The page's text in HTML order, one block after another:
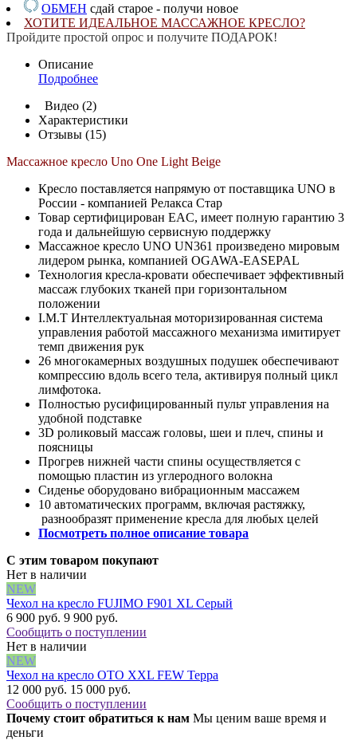
ОБМЕН сдай старое - получи новое
ХОТИТЕ ИДЕАЛЬНОЕ МАССАЖНОЕ КРЕСЛО?
Пройдите простой опрос и получите ПОДАРОК!
Описание
Подробнее
Видео (2)
Характеристики
Отзывы (15)
Массажное кресло Uno One Light Beige
Кресло поставляется напрямую от поставщика UNO в
России - компанией Релакса Стар
Товар сертифицирован EAC, имеет полную гарантию 3
года и дальнейшую сервисную поддержку
Массажное кресло UNO UN361 произведено мировым
лидером рынка, компанией OGAWA-EASEPAL
Технология кресла-кровати обеспечивает эффективный
массаж глубоких тканей при горизонтальном
положении
I.M.T Интеллектуальная моторизированная система
управления работой массажного механизма имитирует
темп движения рук
26 многокамерных воздушных подушек обеспечивают
компрессию вдоль всего тела, активируя полный цикл
лимфотока.
Полностью русифицированный пульт управления на
удобной подставке
3D роликовый массаж головы, шеи и плеч, спины и
поясницы
Прогрев нижней части спины осуществляется с
помощью пластин из углеродного волокна
Сиденье оборудовано вибрационным массажем
10 автоматических программ, включая растяжку,
разнообразят применение кресла для любых целей
Посмотреть полное описание товара
С этим товаром покупают
Нет в наличии
NEW
Чехол на кресло FUJIMO F901 XL Серый
6 900 руб. 9 900 руб.
Сообщить о поступлении
Нет в наличии
NEW
Чехол на кресло OTO XXL FEW Терра
12 000 руб. 15 000 руб.
Сообщить о поступлении
Почему стоит обратиться к нам Мы ценим ваше время и
деньги